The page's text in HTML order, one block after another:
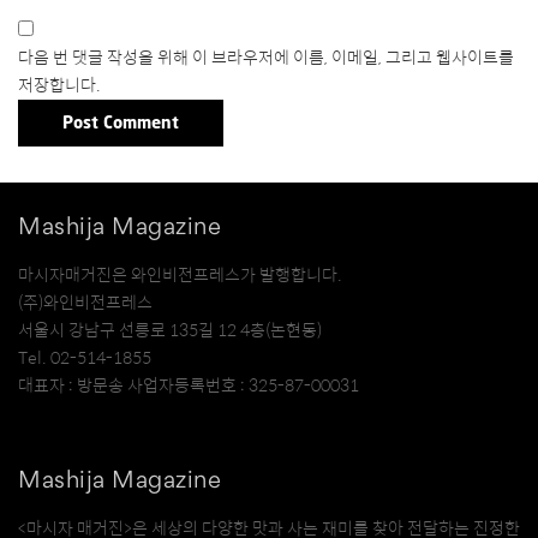
다음 번 댓글 작성을 위해 이 브라우저에 이름, 이메일, 그리고 웹사이트를
저장합니다.
Mashija Magazine
마시자매거진은 와인비전프레스가 발행합니다.
(주)와인비전프레스
서울시 강남구 선릉로 135길 12 4층(논현동)
Tel. 02-514-1855
대표자 : 방문송 사업자등록번호 : 325-87-00031
Mashija Magazine
<마시자 매거진>은 세상의 다양한 맛과 사는 재미를 찾아 전달하는 진정한